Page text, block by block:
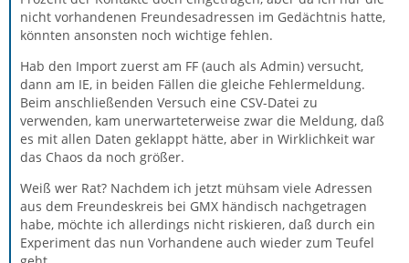
nicht vorhandenen Freundesadressen im Gedächtnis hatte,
könnten ansonsten noch wichtige fehlen.
Hab den Import zuerst am FF (auch als Admin) versucht,
dann am IE, in beiden Fällen die gleiche Fehlermeldung.
Beim anschließenden Versuch eine CSV-Datei zu
verwenden, kam unerwarteterweise zwar die Meldung, daß
es mit allen Daten geklappt hätte, aber in Wirklichkeit war
das Chaos da noch größer.
Weiß wer Rat? Nachdem ich jetzt mühsam viele Adressen
aus dem Freundeskreis bei GMX händisch nachgetragen
habe, möchte ich allerdings nicht riskieren, daß durch ein
Experiment das nun Vorhandene auch wieder zum Teufel